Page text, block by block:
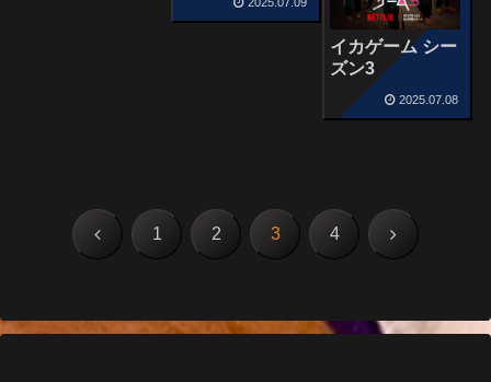
イカゲーム シー
ズン3
2025.07.08
前 1 2 3 4 次